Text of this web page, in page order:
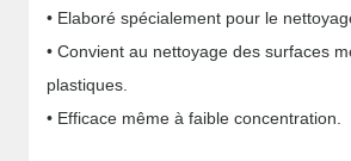
• Elaboré spécialement pour le
• Convient au nettoyage des surfaces
plastiques.
• Efficace même à faible concentration.